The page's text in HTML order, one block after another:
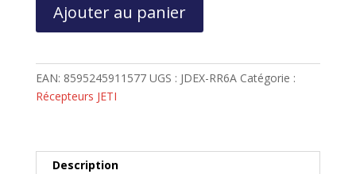
DUPLEX
-
(Gyro)
Ajouter au panier
EAN: 8595245911577 UGS : JDEX-RR6A Catégorie :
Récepteurs JETI
Description